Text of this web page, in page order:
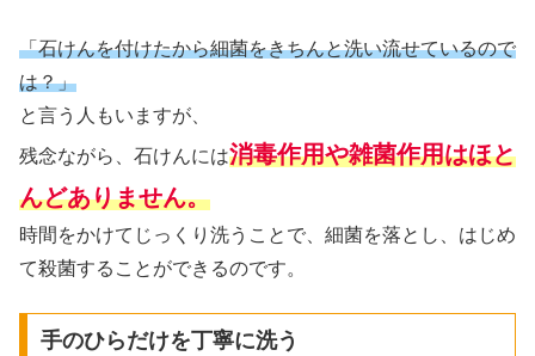
「石けんを付けたから細菌をきちんと洗い流せているので
は？」
と言う人もいますが、
残念ながら、石けんには消毒作用や雑菌作用はほと
んどありません。
時間をかけてじっくり洗うことで、細菌を落とし、はじめ
て殺菌することができるのです。
手のひらだけを丁寧に洗う